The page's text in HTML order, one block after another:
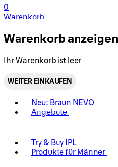
0
Warenkorb
Warenkorb anzeigen
Ihr Warenkorb ist leer
WEITER EINKAUFEN
Neu: Braun NEVO
Angebote
Try & Buy IPL
Produkte für Männer